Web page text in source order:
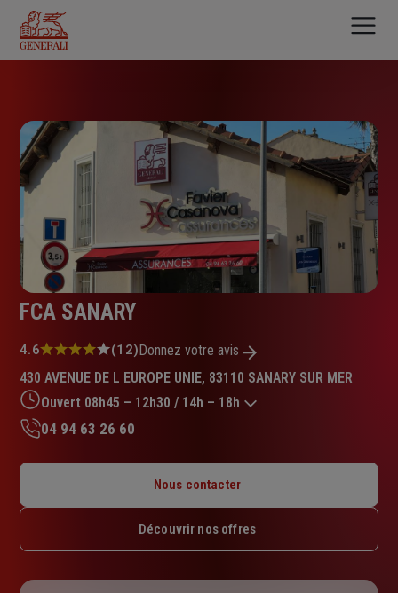
contenu
principal
FCA SANARY
Note
4.6
sur
5
étoiles
4.6 (12)Donnez votre avis
430 AVENUE DE L EUROPE UNIE, 83110 SANARY SUR MER
Ouvert 08h45 – 12h30 / 14h – 18h
Mardi : 08h45 – 12h30 / 14h – 18h
Jeudi : 08h45 – 12h30 / 14h – 18h
Dimanche : Fermé
04 94 63 26 60
Nous contacter
Découvrir nos offres